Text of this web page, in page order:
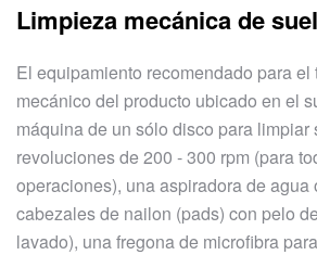
Limpieza mecánica de
El equipamiento recomendado para el
mecánico del producto ubicado en el
máquina de un sólo disco para limpiar
revoluciones de 200 - 300 rpm (para
operaciones), una aspiradora de agua
cabezales de nailon (pads) con pelo
lavado), una fregona de microfibra